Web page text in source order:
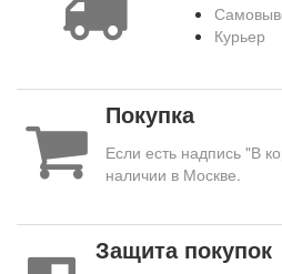
Курьер
Покупка
Если есть надпись "В
наличии в Москве.
Защита покупок